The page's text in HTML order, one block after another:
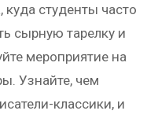
куда студенты часто
сырную тарелку и
мероприятие на
Узнайте, чем
классики, и